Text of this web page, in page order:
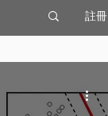
註冊